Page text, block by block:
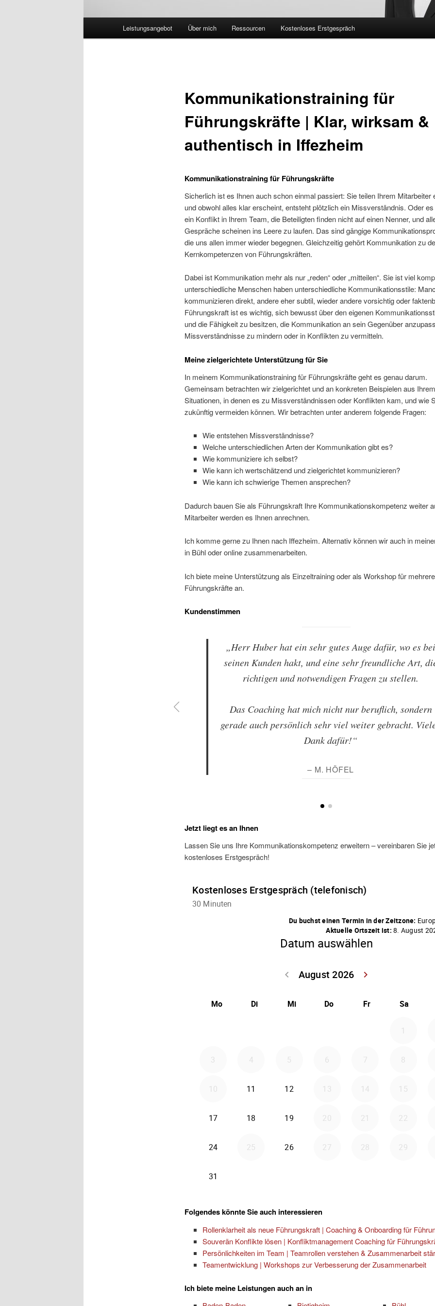
Leistungsangebot Über mich Ressourcen Kostenloses Erstgespräch
Kommunikationstraining für
Führungskräfte | Klar, wirksam &
authentisch in Iffezheim
Kommunikationstraining für Führungskräfte
Sicherlich ist es Ihnen auch schon einmal passiert: Sie teilen Ihrem Mitarbeiter
und obwohl alles klar erscheint, entsteht plötzlich ein Missverständnis. Oder
ein Konflikt in Ihrem Team, die Beteiligten finden nicht auf einen Nenner, und
Gespräche scheinen ins Leere zu laufen. Das sind gängige
die uns allen immer wieder begegnen. Gleichzeitig gehört Kommunikation zu
Kernkompetenzen von Führungskräften.
Dabei ist Kommunikation mehr als nur „reden“ oder „mitteilen“. Sie ist viel
unterschiedliche Menschen haben unterschiedliche Kommunikationsstile:
kommunizieren direkt, andere eher subtil, wieder andere vorsichtig oder
Führungskraft ist es wichtig, sich bewusst über den eigenen
und die Fähigkeit zu besitzen, die Kommunikation an sein Gegenüber
Missverständnisse zu mindern oder in Konflikten zu vermitteln.
Meine zielgerichtete Unterstützung für Sie
In meinem Kommunikationstraining für Führungskräfte geht es genau darum.
Gemeinsam betrachten wir zielgerichtet und an konkreten Beispielen aus
Situationen, in denen es zu Missverständnissen oder Konflikten kam, und wie
zukünftig vermeiden können. Wir betrachten unter anderem folgende Fragen:
Wie entstehen Missverständnisse?
Welche unterschiedlichen Arten der Kommunikation gibt es?
Wie kommuniziere ich selbst?
Wie kann ich wertschätzend und zielgerichtet kommunizieren?
Wie kann ich schwierige Themen ansprechen?
Dadurch bauen Sie als Führungskraft Ihre Kommunikationskompetenz weiter
Mitarbeiter werden es Ihnen anrechnen.
Ich komme gerne zu Ihnen nach Iffezheim. Alternativ können wir auch in
in Bühl oder online zusammenarbeiten.
Ich biete meine Unterstützung als Einzeltraining oder als Workshop für mehrere
Führungskräfte an.
Kundenstimmen
„Herr Huber hat ein sehr gutes Auge dafür, wo es bei
seinen Kunden hakt, und eine sehr freundliche Art,
richtigen und notwendigen Fragen zu stellen.
Das Coaching hat mich nicht nur beruflich, sondern
gerade auch persönlich sehr viel weiter gebracht.
Dank dafür!“
– M. HÖFEL
Jetzt liegt es an Ihnen
Lassen Sie uns Ihre Kommunikationskompetenz erweitern – vereinbaren Sie
kostenloses Erstgespräch!
Folgendes könnte Sie auch interessieren
Rollenklarheit als neue Führungskraft | Coaching & Onboarding für
Souverän Konflikte lösen | Konfliktmanagement Coaching für
Persönlichkeiten im Team | Teamrollen verstehen & Zusammenarbeit
Teamentwicklung | Workshops zur Verbesserung der Zusammenarbeit
Ich biete meine Leistungen auch an in